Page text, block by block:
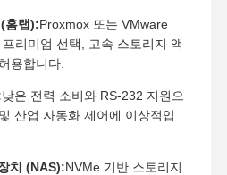
홈랩):Proxmox 또는 VMware
리미엄 선택, 고속 스토리지 액
용합니다.
낮은 전력 소비와 RS-232 지원으
산업 자동화 제어에 이상적입
치 (NAS):NVMe 기반 스토리지